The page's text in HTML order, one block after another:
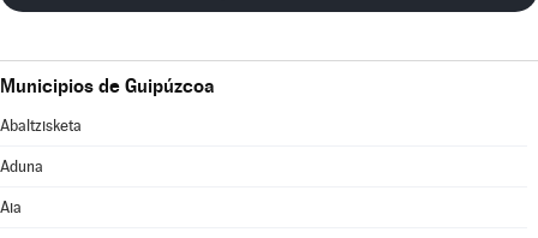
Municipios de Guipúzcoa
Abaltzisketa
Aduna
Aia